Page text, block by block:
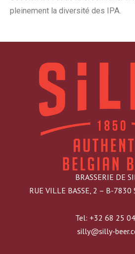
pleinement la diversité des IPA.
BRASSERIE DE
RUE VILLE BASSE, 2 – B-7830
Tel: +32 68 25
silly@silly-